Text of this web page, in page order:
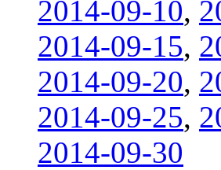
2014-09-10,
2014-09-15,
2014-09-20,
2014-09-25,
2014-09-30